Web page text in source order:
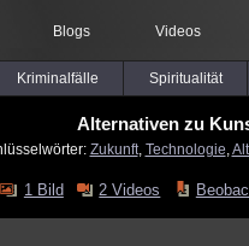
Blogs Videos
Kriminalfälle Spiritualität
Alternativen zu
Zukunft, Technologie
1 Bild 2 Videos